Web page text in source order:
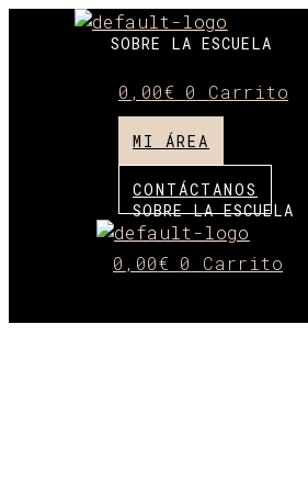
SOBRE LA ESCUELA
0,00€ 0 Carrito
MI ÁREA
CONTÁCTANOS
SOBRE LA ESCUELA
0,00€ 0 Carrito